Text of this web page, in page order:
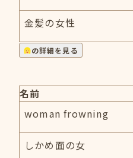
金髪の女性
の詳細を見る
名前
woman frowning
しかめ面の女